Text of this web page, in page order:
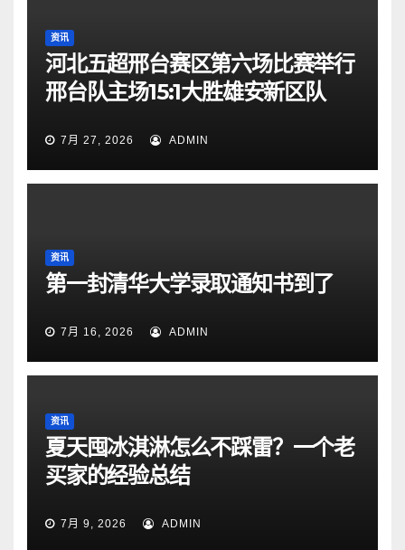
资讯
河北五超邢台赛区第六场比赛举行
邢台队主场15:1大胜雄安新区队
7月 27, 2026 ADMIN
资讯
第一封清华大学录取通知书到了
7月 16, 2026 ADMIN
资讯
夏天囤冰淇淋怎么不踩雷？一个老
买家的经验总结
7月 9, 2026 ADMIN